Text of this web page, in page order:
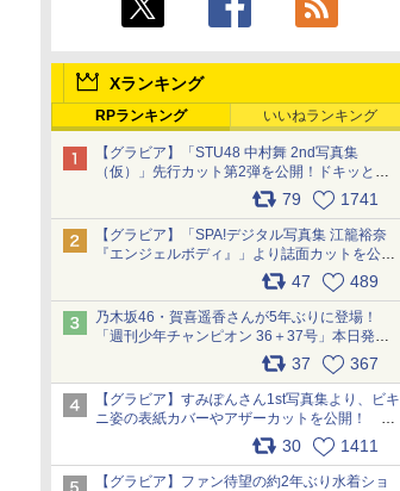
Xランキング
RPランキング いいねランキング
【グラビア】「STU48 中村舞 2nd写真集
（仮）」先行カット第2弾を公開！ドキッとす
るランジェリーカットなど新たな挑戦
79 1741
【グラビア】「SPA!デジタル写真集 江籠裕奈
『エンジェルボディ』」より誌面カットを公
開！ pic.x.com/Yl52UEMoko 47 489
乃木坂46・賀喜遥香さんが5年ぶりに登場！
「週刊少年チャンピオン 36＋37号」本日発
売 pic.x.com/2Mo85ZlRvK
37 367
【グラビア】すみぽんさん1st写真集より、ビキ
ニ姿の表紙カバーやアザーカットを公開！ タ
イトルは「offcourt（オフコート）」に決定
30 1411
【グラビア】ファン待望の約2年ぶり水着ショ